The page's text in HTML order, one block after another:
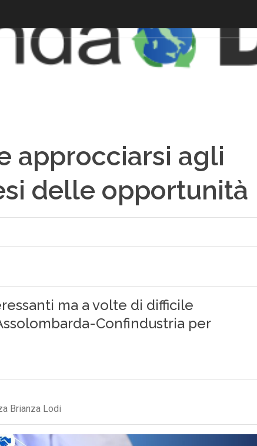
approcciarsi agli
delle opportunità
ma a volte di difficile
Confindustria per
Brianza Lodi